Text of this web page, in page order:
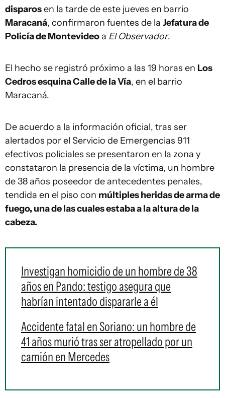
disparosen la tarde de este jueves en barrio
Maracaná, confirmaron fuentes de la Jefatura de
Policía de Montevideoa El Observador.
El hecho se registró próximo a las 19 horas en Los
Cedros esquina Calle de la Vía, en el barrio
Maracaná.
De acuerdo a la información oficial, tras ser
alertados por el Servicio de Emergencias 911
efectivos policiales se presentaron en la zona y
constataron la presencia de la víctima, un hombre
de 38 años poseedor de antecedentes penales,
tendida en el piso con múltiples heridas de arma de
fuego, una de las cuales estaba a la altura de la
cabeza.
Investigan homicidio de un hombre de 38
años en Pando: testigo asegura que
habrían intentado dispararle a él
Accidente fatal en Soriano: un hombre de
41 años murió tras ser atropellado por un
camión en Mercedes